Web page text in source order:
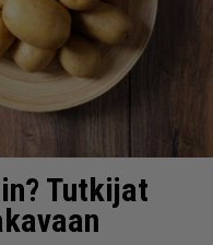
Tutkijat